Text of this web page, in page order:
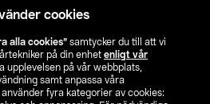
cookies
alla cookies” samtycker du till att vi
på din enhet enligt vår
upplevelsen på vår webbplats,
samt anpassa våra
fyra kategorier av cookies:
Hitta butik